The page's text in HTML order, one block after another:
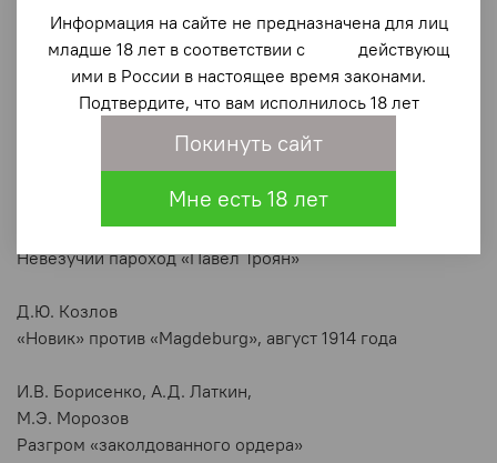
Описание
Н.В. Митюков
Невезучий пароход «Павел Троян»
Д.Ю. Козлов
«Новик» против «Magdeburg», август 1914 года
И.В. Борисенко, А.Д. Латкин,
М.Э. Морозов
Разгром «заколдованного ордера»
Информация на сайте не предназначена для лиц
младше 18 лет в соответствии с действующ
ими в России в настоящее время законами.
Подтвердите, что вам исполнилось 18 лет
Покинуть сайт
Мне есть 18 лет